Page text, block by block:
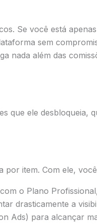
Se você está
sem
nada além das
que ele desbloqueia,
por item. Com ele,
o Plano
drasticamente a
Ads) para alcançar